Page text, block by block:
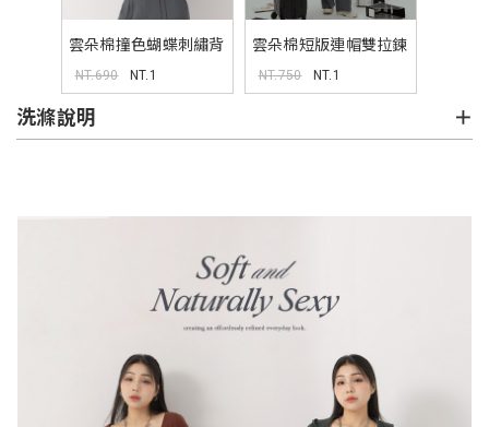
雲朵棉撞色蝴蝶刺繡背
心 MUA
NT.690 NT.1
雲朵棉短版連帽雙拉鍊
外套 MUA
NT.750 NT.1
洗滌說明